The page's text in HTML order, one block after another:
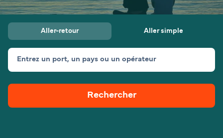
Billet de bateau
Traversées et ports
Canada (FR)
Mon Compte
Aller-retour Aller simple
Entrez un port, un pays ou un opérateur
Rechercher